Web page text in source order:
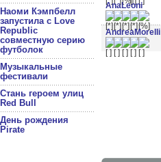
Наоми Кэмпбелл
запустила с Love
Republic
совместную серию
футболок
Музыкальные
фестивали
Стань героем улиц
Red Bull
День рождения
Pirate
AnaLeoni
AndreaMorelli